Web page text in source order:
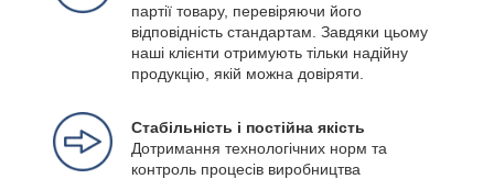
партії товару, перевіряючи його
відповідність стандартам. Завдяки цьому
наші клієнти отримують тільки надійну
продукцію, якій можна довіряти.
Стабільність і постійна якість
Дотримання технологічних норм та
контроль процесів виробництва